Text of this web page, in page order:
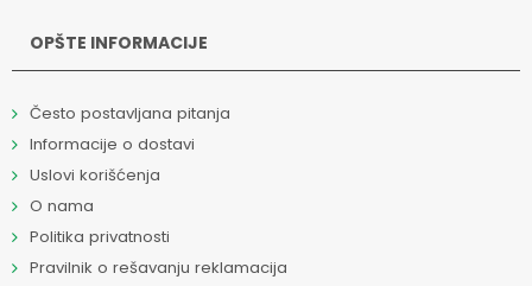
OPŠTE INFORMACIJE
Često postavljana pitanja
Informacije o dostavi
Uslovi korišćenja
O nama
Politika privatnosti
Pravilnik o rešavanju reklamacija